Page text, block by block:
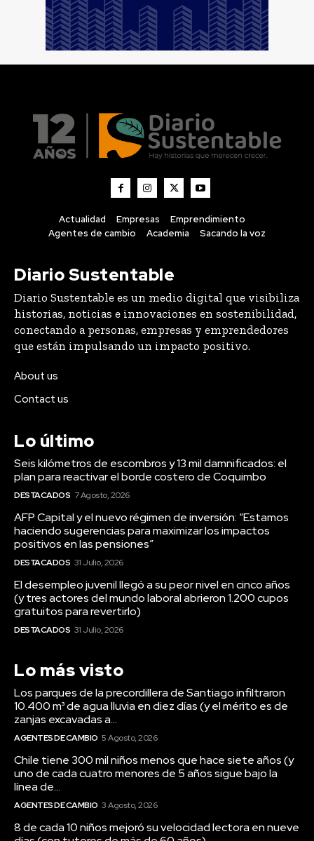
Actualidad Empresas
Emprendimiento
Agentes de cambio
Academia Sacando la voz
Diario Sustentable
Diario Sustentable es un medio digital que visibiliza
historias, noticias e innovaciones en sostenibilidad,
conectando a personas, empresas y emprendedores
que están impulsando un impacto positivo.
About us
Contact us
Lo último
Seis kilómetros de escombros y 13 mil damnificados: el
plan para reactivar el borde costero de Coquimbo
DESTACADOS 7 Agosto, 2026
AFP Capital y el nuevo régimen de inversión: “Estamos
haciendo sugerencias para maximizar los impactos
positivos en las pensiones”
DESTACADOS 31 Julio, 2026
El desempleo juvenil llegó a su peor nivel en cinco años
(y tres actores del mundo laboral abrieron 1.200 cupos
gratuitos para revertirlo)
DESTACADOS 31 Julio, 2026
Lo más visto
Los parques de la precordillera de Santiago infiltraron
10.400 m³ de agua lluvia en diez días (y el mérito es de
zanjas excavadas a...
AGENTES DE CAMBIO 5 Agosto, 2026
Chile tiene 300 mil niños menos que hace siete años (y
uno de cada cuatro menores de 5 años sigue bajo la
línea de...
AGENTES DE CAMBIO 3 Agosto, 2026
8 de cada 10 niños mejoró su velocidad lectora en nueve